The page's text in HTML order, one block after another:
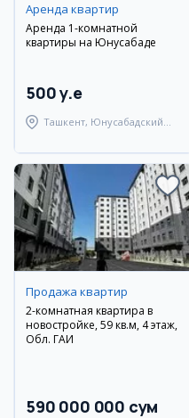
Аренда квартир
Аренда 1-комнатной
квартиры на Юнусабаде
500 y.e
Ташкент, Юнусабадский
Продажа квартир
2-комнатная квартира в
новостройке, 59 кв.м, 4 этаж,
Обл. ГАИ
590 000 000 сум